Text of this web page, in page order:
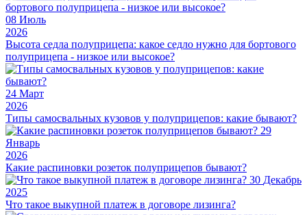
08 Июль
2026
Высота седла полуприцепа: какое седло нужно для бортового
полуприцепа - низкое или высокое?
24 Март
2026
Типы самосвальных кузовов у полуприцепов: какие бывают?
29
Январь
2026
Какие распиновки розеток полуприцепов бывают?
30 Декабрь
2025
Что такое выкупной платеж в договоре лизинга?